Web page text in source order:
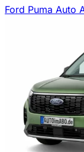
Ford Puma Auto